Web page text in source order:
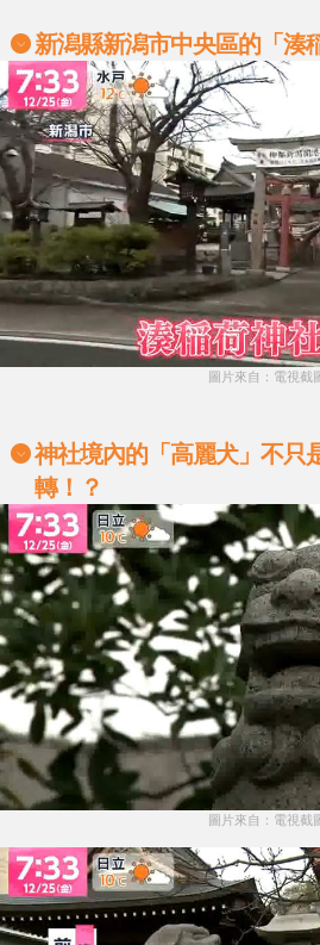
新潟縣新潟市中央區的「湊
圖片來自：電視截
神社境內的「高麗犬」不只
轉！？
圖片來自：電視截